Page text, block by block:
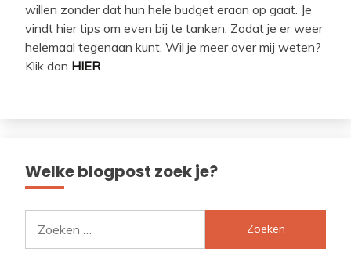
willen zonder dat hun hele budget eraan op gaat. Je
vindt hier tips om even bij te tanken. Zodat je er weer
helemaal tegenaan kunt. Wil je meer over mij weten?
Klik dan HIER
Welke blogpost zoek je?
naar: